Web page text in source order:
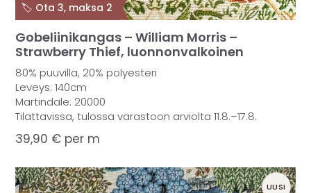
Gobeliinikangas – William Morris –
Strawberry Thief, luonnonvalkoinen
80% puuvilla, 20% polyesteri
Leveys: 140cm
Martindale: 20000
Tilattavissa, tulossa varastoon arviolta 11.8.–17.8.
39,90 € per m
🏷️ Ota 3, maksa 2
UUSI